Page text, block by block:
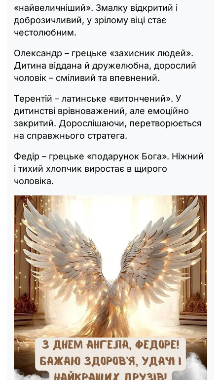
«найвеличніший». Змалку відкритий і
доброзичливий, у зрілому віці стає
честолюбним.
Олександр – грецьке «захисник людей».
Дитина віддана й дружелюбна, дорослий
чоловік – сміливий та впевнений.
Терентій – латинське «витончений». У
дитинстві врівноважений, але емоційно
закритий. Дорослішаючи, перетворюється
на справжнього стратега.
Федір – грецьке «подарунок Бога». Ніжний
і тихий хлопчик виростає в щирого
чоловіка.